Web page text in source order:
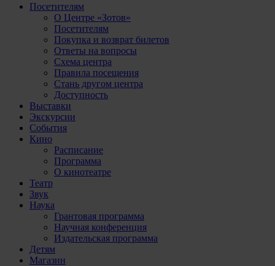
Посетителям
О Центре «Зотов»
Посетителям
Покупка и возврат билетов
Ответы на вопросы
Схема центра
Правила посещения
Стань другом центра
Доступность
Выставки
Экскурсии
События
Кино
Расписание
Программа
О кинотеатре
Театр
Звук
Наука
Грантовая программа
Научная конференция
Издательская программа
Детям
Магазин